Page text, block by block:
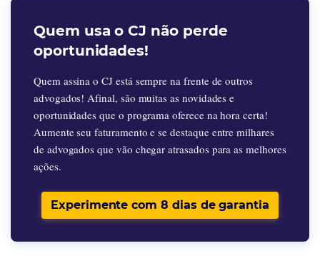
Quem usa o CJ não perde
oportunidades!
Quem assina o CJ está sempre na frente de outros
advogados! Afinal, são muitas as novidades e
oportunidades que o programa oferece na hora certa!
Aumente seu faturamento e se destaque entre milhares
de advogados que vão chegar atrasados para as melhores
ações.
Experimente com 8 dias de garantia